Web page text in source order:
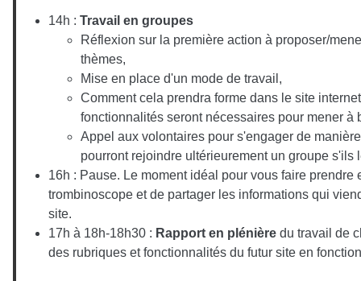
14h : Travail en groupes
Réflexion sur la première action à proposer/
thèmes,
Mise en place d'un mode de travail,
Comment cela prendra forme dans le site
fonctionnalités seront nécessaires pour mener à
Appel aux volontaires pour s'engager de
pourront rejoindre ultérieurement un groupe s'ils
16h : Pause. Le moment idéal pour vous faire prendre
trombinoscope et de partager les informations qui
site.
17h à 18h-18h30 : Rapport en plénière du travail de
des rubriques et fonctionnalités du futur site en